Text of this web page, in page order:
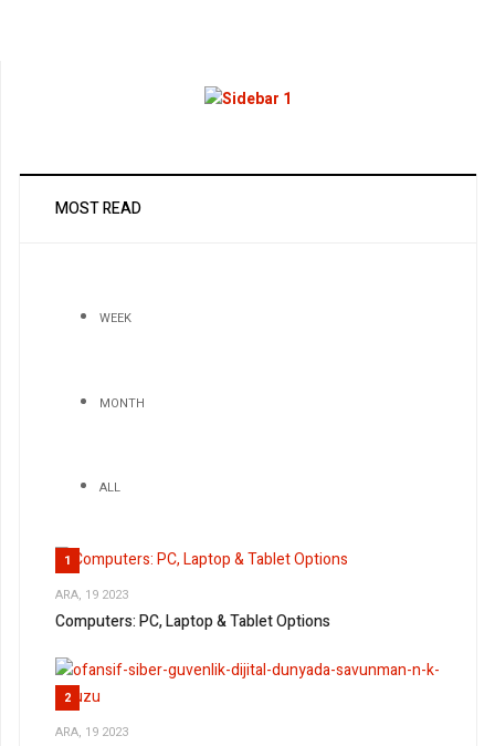
MOST READ
WEEK
MONTH
ALL
1
ARA, 19 2023
Computers: PC, Laptop & Tablet Options
2
ARA, 19 2023